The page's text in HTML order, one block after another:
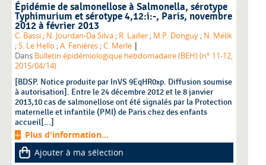
Épidémie de salmonellose à Salmonella, sérotype
Typhimurium et sérotype 4,12:i:-, Paris, novembre
2012 à février 2013
C. Bassi ; N. Jourdan-Da Silva ; R. Lailler ; M.P. Donguy ; N. Mélik
;S. Le Hello ;A. Fenières ;C. Merle |
Dans Bulletin épidémiologique hebdomadaire (BEH) (n° 11-12,
2015/04/14)
[BDSP. Notice produite par InVS 9EqHR0xp. Diffusion soumise
à autorisation]. Entre le 24 décembre 2012 et le 8 janvier
2013,10 cas de salmonellose ont été signalés par la Protection
maternelle et infantile (PMI) de Paris chez des enfants
accueil[...]
Plus d'information...
Ajouter à ma sélection